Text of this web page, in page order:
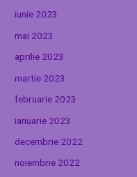
iunie 2023
mai 2023
aprilie 2023
martie 2023
februarie 2023
ianuarie 2023
decembrie 2022
noiembrie 2022